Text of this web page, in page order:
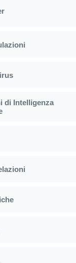
di Intelligenza